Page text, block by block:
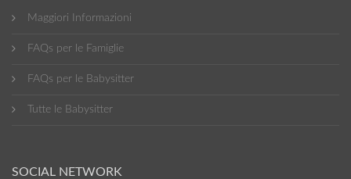
Maggiori Informazioni
FAQs per le Famiglie
FAQs per le Babysitter
Tutte le Babysitter
SOCIAL NETWORK